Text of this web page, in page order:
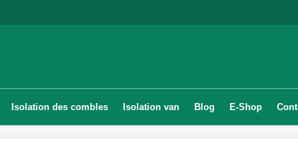
Isolation des combles Isolation van Blog E-Shop